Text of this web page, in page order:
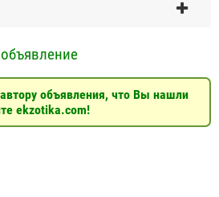
объявления, что Вы нашли
ekzotika.com!